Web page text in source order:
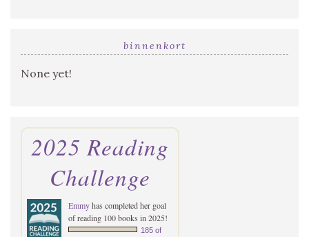
binnenkort
None yet!
2025 Reading
Challenge
Emmyhas completed her goal
of reading 100 books in 2025!
185 of